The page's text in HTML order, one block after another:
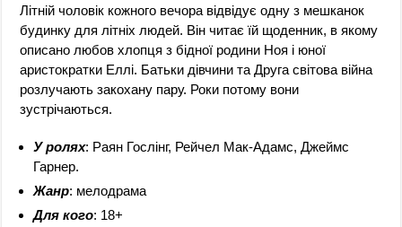
Літній чоловік кожного вечора відвідує одну з мешканок
будинку для літніх людей. Він читає їй щоденник, в якому
описано любов хлопця з бідної родини Ноя і юної
аристократки Еллі. Батьки дівчини та Друга світова війна
розлучають закохану пару. Роки потому вони
зустрічаються.
У ролях: Раян Гослінг, Рейчел Мак-Адамс, Джеймс
Гарнер.
Жанр: мелодрама
Для кого: 18+